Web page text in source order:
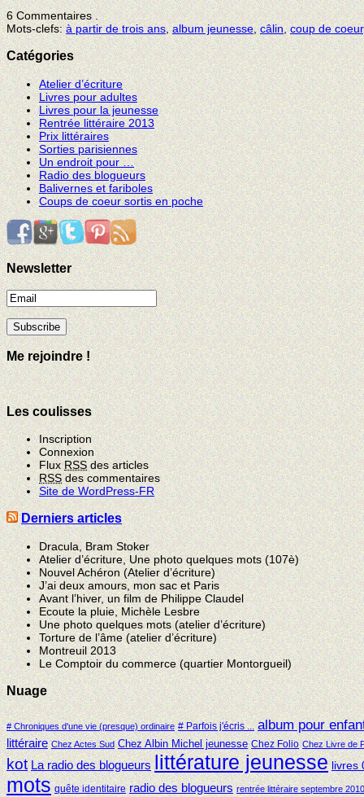
6 Commentaires .
Mots-clefs:à partir de trois ans,album jeunesse, câlin,coup de coeur
Catégories
Atelier d’écriture
Livres pour adultes
Livres pour la jeunesse
Rentrée littéraire 2013
Prix littéraires
Sorties parisiennes
Un endroit pour …
Radio des blogueurs
Balivernes et fariboles
Coups de coeur sortis en poche
Newsletter
Me rejoindre !
Les coulisses
Inscription
Connexion
FluxRSSdes articles
RSSdes commentaires
Site de WordPress-FR
Derniers articles
Dracula, Bram Stoker
Atelier d’écriture, Une photo quelques mots (107è)
Nouvel Achéron (Atelier d’écriture)
J’ai deux amours, mon sac et Paris
Avant l’hiver, un film de Philippe Claudel
Ecoute la pluie, Michèle Lesbre
Une photo quelques mots (atelier d’écriture)
Torture de l’âme (atelier d’écriture)
Montreuil 2013
Le Comptoir du commerce (quartier Montorgueil)
Nuage
# Chroniques d'une vie (presque) ordinaire # Parfois j'écris ... album pour
littéraire Chez Actes Sud Chez Albin Michel jeunesse Chez Folio Chez Livre de
kot La radio des blogueurs littérature jeunesse livres
mots quête identitaire radio des blogueurs rentrée littéraire septembre 2010